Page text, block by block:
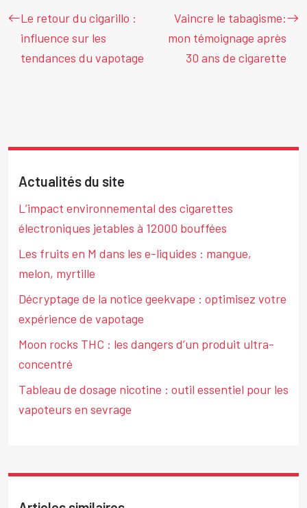
Le retour du cigarillo :
influence sur les
tendances du vapotage
Vaincre le tabagisme:
mon témoignage après
30 ans de cigarette
Actualités du site
L’impact environnemental des cigarettes
électroniques jetables à 12000 bouffées
Les fruits en M dans les e-liquides : mangue,
melon, myrtille
Décryptage de la notice geekvape : optimisez votre
expérience de vapotage
Moon rocks THC : les dangers d’un produit ultra-
concentré
Tableau de dosage nicotine : outil essentiel pour les
vapoteurs en sevrage